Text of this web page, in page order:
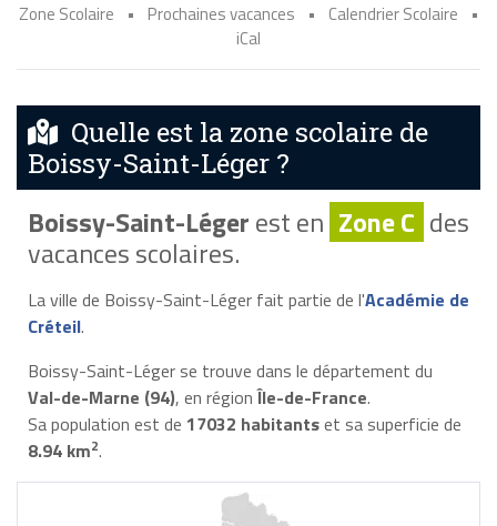
Zone Scolaire • Prochaines vacances • Calendrier Scolaire
•
iCal
Quelle est la zone scolaire de
Boissy-Saint-Léger ?
Boissy-Saint-Légerest en Zone C des
vacances scolaires.
La ville de Boissy-Saint-Léger fait partie de l'Académie de
Créteil.
Boissy-Saint-Léger se trouve dans le département du
Val-de-Marne (94), en régionÎle-de-France.
Sa population est de 17032 habitantset sa superficie de
8.94 km2.